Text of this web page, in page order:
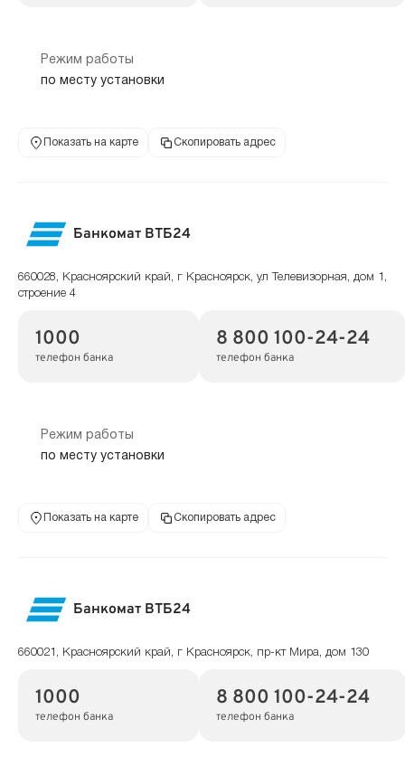
Режим работы
по месту установки
Показать на карте Скопировать адрес
Банкомат ВТБ24
660028, Красноярский край, г Красноярск, ул Телевизорная, дом 1,
строение 4
1000
телефон банка
8 800 100-24-24
телефон банка
Режим работы
по месту установки
Показать на карте Скопировать адрес
Банкомат ВТБ24
660021, Красноярский край, г Красноярск, пр-кт Мира, дом 130
1000
телефон банка
8 800 100-24-24
телефон банка